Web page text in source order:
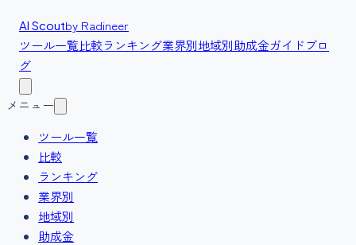
AI Scoutby Radineer
ツール一覧比較ランキング業界別地域別助成金ガイドブロ
グ
メニュー
ツール一覧
比較
ランキング
業界別
地域別
助成金